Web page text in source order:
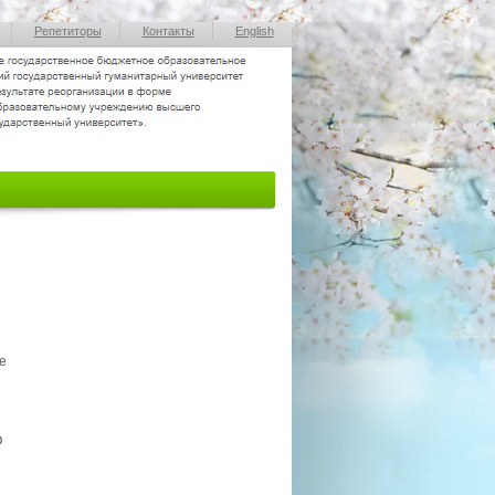
Репетиторы Контакты English